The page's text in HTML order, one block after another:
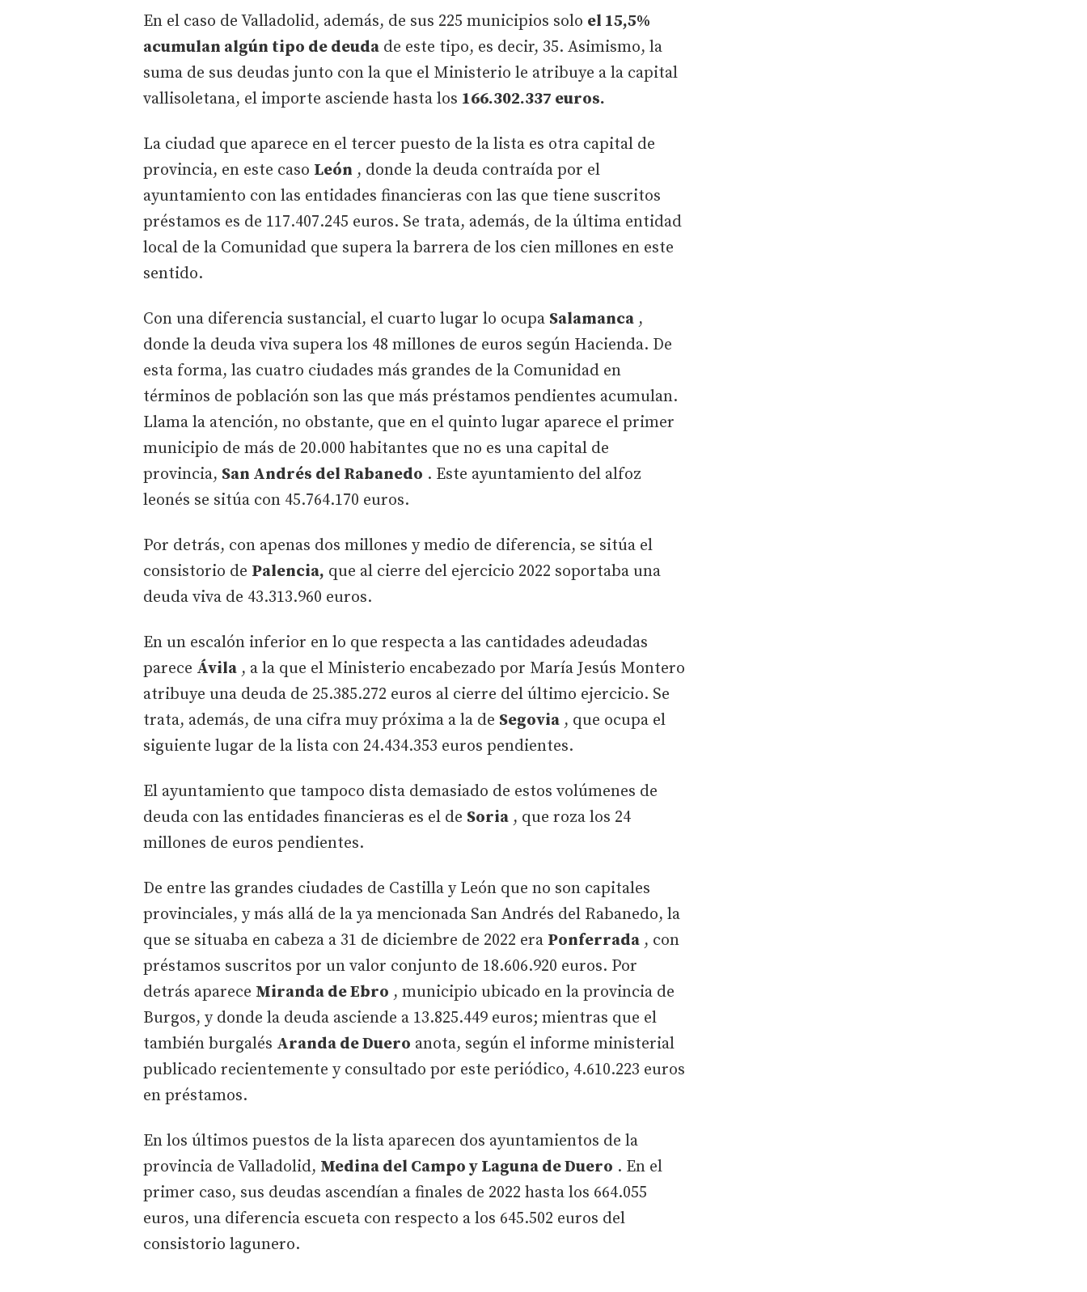
En el caso de Valladolid, además, de sus 225 municipios solo el 15,5%
acumulan algún tipo de deuda de este tipo, es decir, 35. Asimismo, la
suma de sus deudas junto con la que el Ministerio le atribuye a la capital
vallisoletana, el importe asciende hasta los 166.302.337 euros.
La ciudad que aparece en el tercer puesto de la lista es otra capital de
provincia, en este caso León , donde la deuda contraída por el
ayuntamiento con las entidades financieras con las que tiene suscritos
préstamos es de 117.407.245 euros. Se trata, además, de la última entidad
local de la Comunidad que supera la barrera de los cien millones en este
sentido.
Con una diferencia sustancial, el cuarto lugar lo ocupa Salamanca ,
donde la deuda viva supera los 48 millones de euros según Hacienda. De
esta forma, las cuatro ciudades más grandes de la Comunidad en
términos de población son las que más préstamos pendientes acumulan.
Llama la atención, no obstante, que en el quinto lugar aparece el primer
municipio de más de 20.000 habitantes que no es una capital de
provincia, San Andrés del Rabanedo . Este ayuntamiento del alfoz
leonés se sitúa con 45.764.170 euros.
Por detrás, con apenas dos millones y medio de diferencia, se sitúa el
consistorio de Palencia, que al cierre del ejercicio 2022 soportaba una
deuda viva de 43.313.960 euros.
En un escalón inferior en lo que respecta a las cantidades adeudadas
parece Ávila , a la que el Ministerio encabezado por María Jesús Montero
atribuye una deuda de 25.385.272 euros al cierre del último ejercicio. Se
trata, además, de una cifra muy próxima a la de Segovia , que ocupa el
siguiente lugar de la lista con 24.434.353 euros pendientes.
El ayuntamiento que tampoco dista demasiado de estos volúmenes de
deuda con las entidades financieras es el de Soria , que roza los 24
millones de euros pendientes.
De entre las grandes ciudades de Castilla y León que no son capitales
provinciales, y más allá de la ya mencionada San Andrés del Rabanedo, la
que se situaba en cabeza a 31 de diciembre de 2022 era Ponferrada , con
préstamos suscritos por un valor conjunto de 18.606.920 euros. Por
detrás aparece Miranda de Ebro , municipio ubicado en la provincia de
Burgos, y donde la deuda asciende a 13.825.449 euros; mientras que el
también burgalés Aranda de Duero anota, según el informe ministerial
publicado recientemente y consultado por este periódico, 4.610.223 euros
en préstamos.
En los últimos puestos de la lista aparecen dos ayuntamientos de la
provincia de Valladolid, Medina del Campo y Laguna de Duero . En el
primer caso, sus deudas ascendían a finales de 2022 hasta los 664.055
euros, una diferencia escueta con respecto a los 645.502 euros del
consistorio lagunero.